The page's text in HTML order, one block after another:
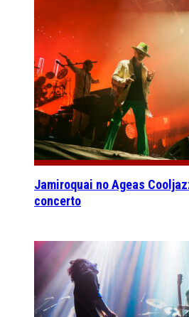
Jamiroquai no Ageas
concerto